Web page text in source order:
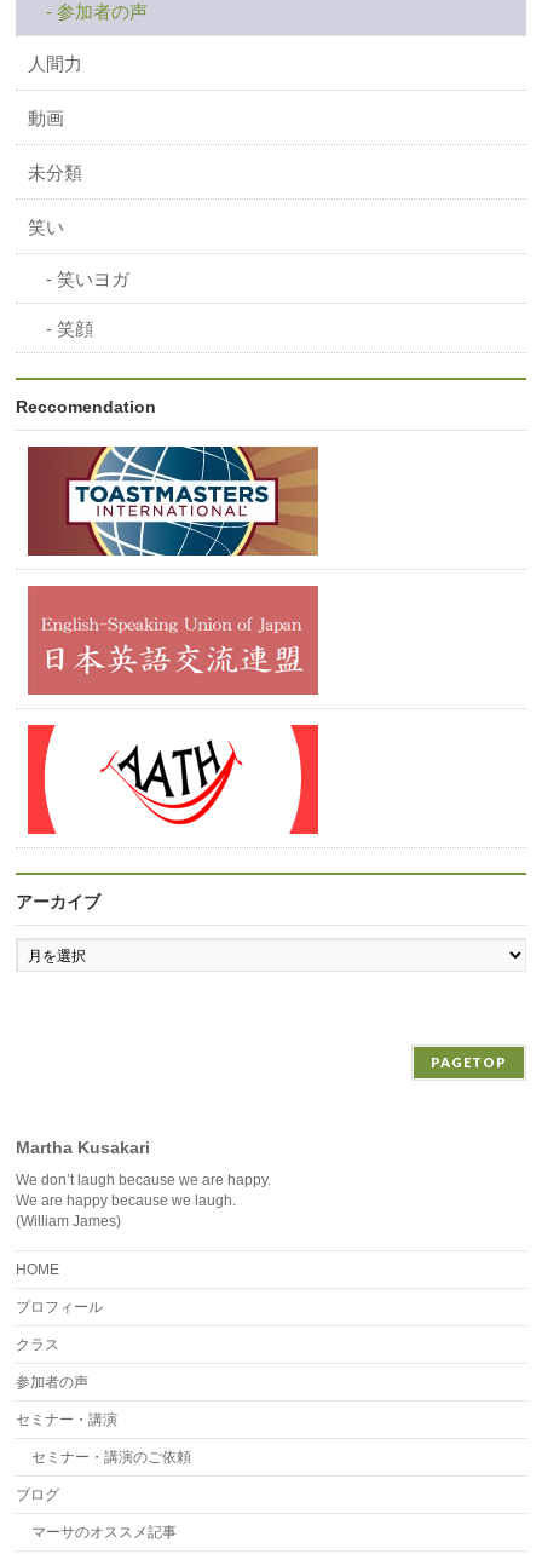
参加者の声
人間力
動画
未分類
笑い
笑いヨガ
笑顔
Reccomendation
アーカイブ
ア
ー
PAGETOP
Martha Kusakari
We don’t laugh because we are happy.
We are happy because we laugh.
(William James)
HOME
プロフィール
クラス
参加者の声
セミナー・講演
セミナー・講演のご依頼
ブログ
マーサのオススメ記事